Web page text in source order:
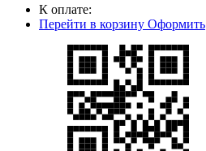
К оплате:
Перейти в корзину Оформить